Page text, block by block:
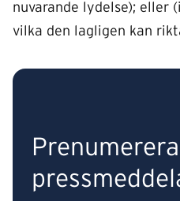
nuvarande lydelse); eller
vilka den lagligen kan